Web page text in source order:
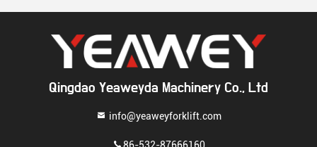
Qingdao Yeaweyda Machinery Co., Ltd
info@yeaweyforklift.com
86-532-87666160